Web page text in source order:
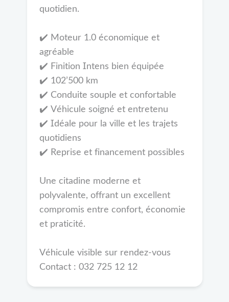
quotidien.
✔️ Moteur 1.0 économique et
agréable
✔️ Finition Intens bien équipée
✔️ 102’500 km
✔️ Conduite souple et confortable
✔️ Véhicule soigné et entretenu
✔️ Idéale pour la ville et les trajets
quotidiens
✔️ Reprise et financement possibles
Une citadine moderne et
polyvalente, offrant un excellent
compromis entre confort, économie
et praticité.
Véhicule visible sur rendez-vous
Contact : 032 725 12 12